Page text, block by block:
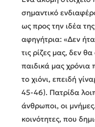
σημαντικό
ως προς την ιδέα
αφηγήτρια: «Δεν
τις ρίζες μας, δεν
παιδικά μας
το χιόνι, επειδή
45-46). Πατρίδα
άνθρωποι, οι μνήμες.
κοινότητες, που